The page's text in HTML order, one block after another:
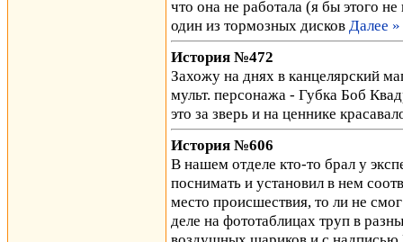
что она не работала (я бы этого
один из тормозных дисков Далее »
История №472
Захожу на днях в канцелярский
мульт. персонажа - Губка Боб
это за зверь и на ценнике
История №606
В нашем отделе кто-то брал у
поснимать и установил в нем
место происшествия, то ли не
деле на фототаблицах труп в